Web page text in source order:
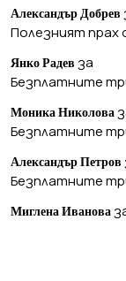
Александър Добрев
Полезният прах
Янко Радев за
Безплатните
Моника Николова
Безплатните
Александър Петров
Безплатните
Миглена Иванова